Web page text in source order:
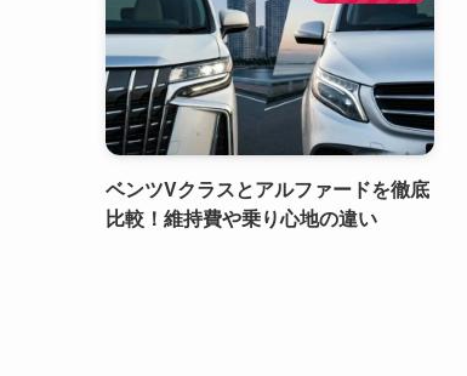
ベンツVクラスとアルファードを徹底
比較！維持費や乗り心地の違い